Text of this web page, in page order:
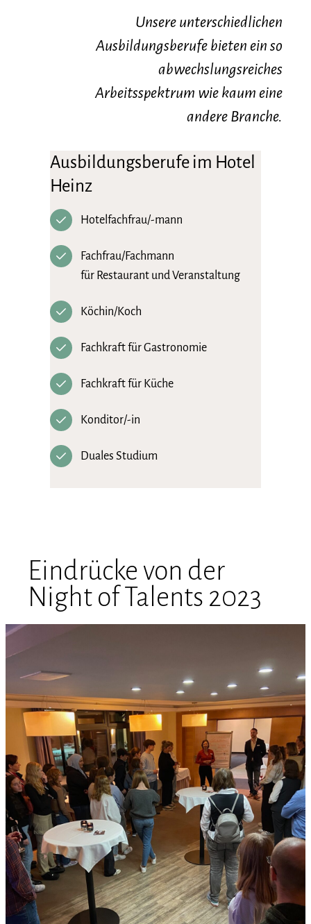
Unsere unterschiedlichen
Ausbildungsberufe bieten ein so
abwechslungsreiches
Arbeitsspektrum wie kaum eine
andere Branche.
Ausbildungsberufe im Hotel
Heinz
Hotelfachfrau/-mann
Fachfrau/Fachmann
für Restaurant und Veranstaltung
Köchin/Koch
Fachkraft für Gastronomie
Fachkraft für Küche
Konditor/-in
Duales Studium
Eindrücke von der
Night of Talents 2023